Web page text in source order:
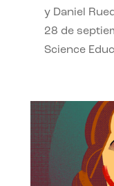
y Daniel
28 de
Science